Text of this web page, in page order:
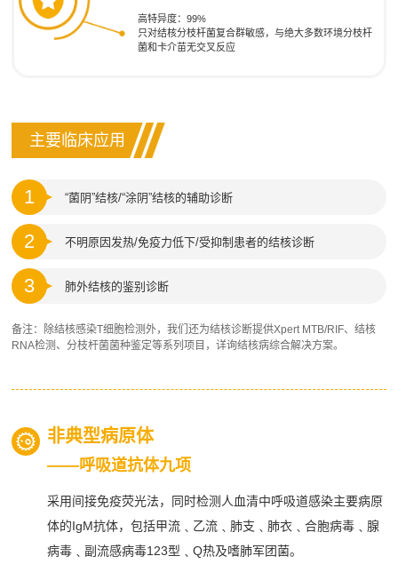
高特异度：99%
只对结核分枝杆菌复合群敏感，与绝大多数环境分枝杆
菌和卡介苗无交叉反应
主要临床应用
1 “菌阴”结核/“涂阴”结核的辅助诊断
2 不明原因发热/免疫力低下/受抑制患者的结核诊断
3 肺外结核的鉴别诊断
备注：除结核感染T细胞检测外，我们还为结核诊断提供Xpert MTB/RIF、结核
RNA检测、分枝杆菌菌种鉴定等系列项目，详询结核病综合解决方案。
非典型病原体
——呼吸道抗体九项
采用间接免疫荧光法，同时检测人血清中呼吸道感染主要病原
体的IgM抗体，包括甲流﹑乙流﹑肺支﹑肺衣﹑合胞病毒﹑腺
病毒﹑副流感病毒123型﹑Q热及嗜肺军团菌。